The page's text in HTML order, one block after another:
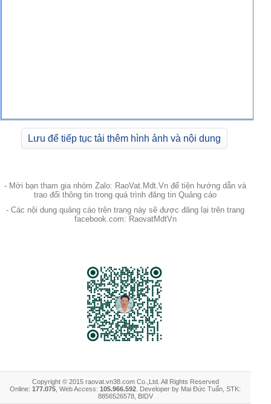
Lưu để tiếp tục tải thêm hình ảnh và nội dung
- Mời bạn tham gia nhóm Zalo: RaoVat.Mdt.Vn để tiện hướng dẫn và
trao đổi thông tin trong quá trình đăng tin Quảng cáo
- Các nội dung quảng cáo trên trang này sẽ được đăng lại trên trang
facebook.com: RaovatMdtVn
Copyright © 2015 raovat.vn38.com Co.,Ltd. All Rights Reserved
Online: 177.075 , Web Access: 105.966.592 . Developer by Mai Đức Tuấn, STK:
8856526578, BIDV